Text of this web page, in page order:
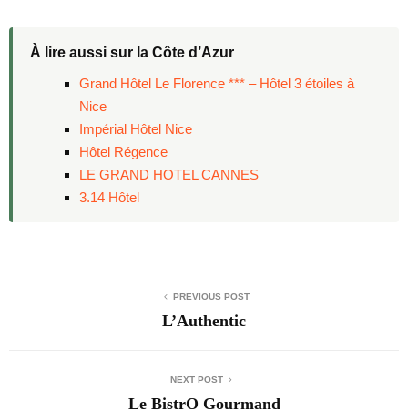
À lire aussi sur la Côte d’Azur
Grand Hôtel Le Florence *** – Hôtel 3 étoiles à
Nice
Impérial Hôtel Nice
Hôtel Régence
LE GRAND HOTEL CANNES
3.14 Hôtel
PREVIOUS POST
L’Authentic
NEXT POST
Le BistrO Gourmand